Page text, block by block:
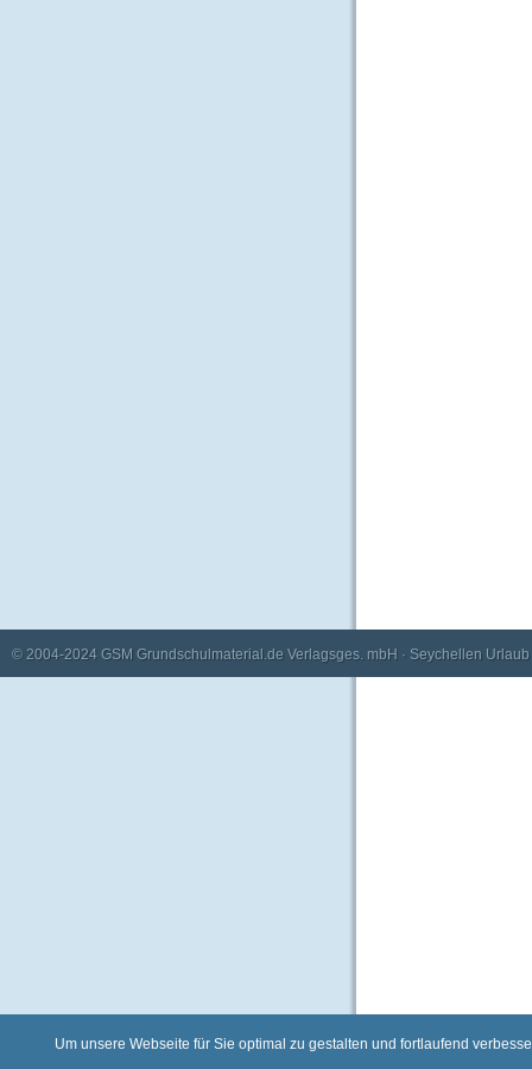
© 2004-2024 GSM Grundschulmaterial.de Verlagsges. mbH · Seychellen Urlaub
Um unsere Webseite für Sie optimal zu gestalten und fortlaufend